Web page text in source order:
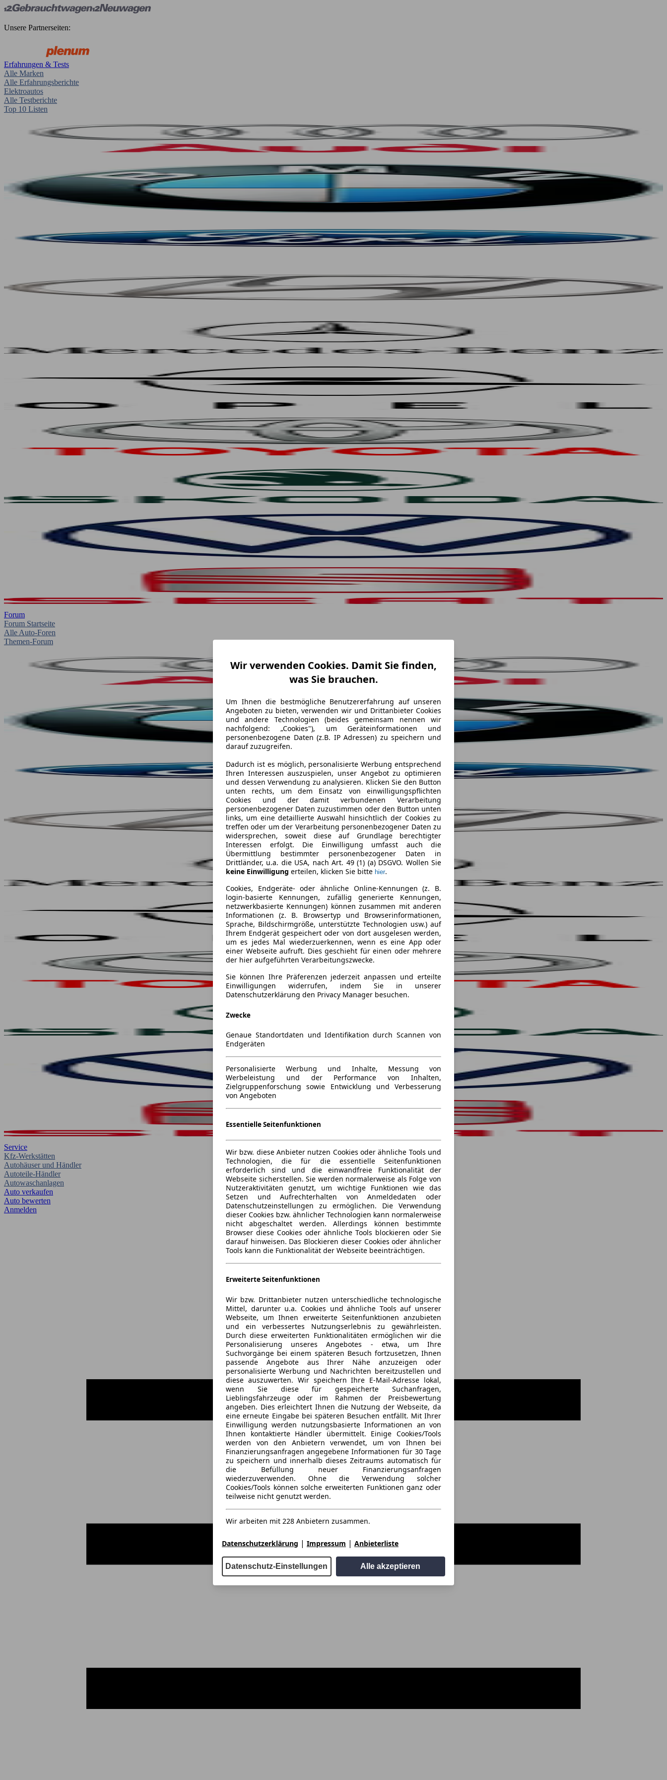
Unsere Partnerseiten:
Erfahrungen & Tests
Alle Marken
Alle Erfahrungsberichte
Elektroautos
Alle Testberichte
Top 10 Listen
Forum
Forum Startseite
Alle Auto-Foren
Themen-Forum
Service
Kfz-Werkstätten
Autohäuser und Händler
Autoteile-Händler
Autowaschanlagen
Auto verkaufen
Auto bewerten
Anmelden
Wir verwenden Cookies. Damit Sie finden,
was Sie brauchen.
Um Ihnen die bestmögliche Benutzererfahrung auf unseren
Angeboten zu bieten, verwenden wir und Drittanbieter Cookies
und andere Technologien (beides gemeinsam nennen wir
nachfolgend: „Cookies"), um Geräteinformationen und
personenbezogene Daten (z.B. IP Adressen) zu speichern und
darauf zuzugreifen.
Dadurch ist es möglich, personalisierte Werbung entsprechend
Ihren Interessen auszuspielen, unser Angebot zu optimieren
und dessen Verwendung zu analysieren. Klicken Sie den Button
unten rechts, um dem Einsatz von einwilligungspflichten
Cookies und der damit verbundenen Verarbeitung
personenbezogener Daten zuzustimmen oder den Button unten
links, um eine detaillierte Auswahl hinsichtlich der Cookies zu
treffen oder um der Verarbeitung personenbezogener Daten zu
widersprechen, soweit diese auf Grundlage berechtigter
Interessen erfolgt. Die Einwilligung umfasst auch die
Übermittlung bestimmter personenbezogener Daten in
Drittländer, u.a. die USA, nach Art. 49 (1) (a) DSGVO. Wollen Sie
keine Einwilligung erteilen, klicken Sie bitte hier.
Cookies, Endgeräte- oder ähnliche Online-Kennungen (z. B.
login-basierte Kennungen, zufällig generierte Kennungen,
netzwerkbasierte Kennungen) können zusammen mit anderen
Informationen (z. B. Browsertyp und Browserinformationen,
Sprache, Bildschirmgröße, unterstützte Technologien usw.) auf
Ihrem Endgerät gespeichert oder von dort ausgelesen werden,
um es jedes Mal wiederzuerkennen, wenn es eine App oder
einer Webseite aufruft. Dies geschieht für einen oder mehrere
der hier aufgeführten Verarbeitungszwecke.
Sie können Ihre Präferenzen jederzeit anpassen und erteilte
Einwilligungen widerrufen, indem Sie in unserer
Datenschutzerklärung den Privacy Manager besuchen.
Zwecke
Genaue Standortdaten und Identifikation durch Scannen von
Endgeräten
Personalisierte Werbung und Inhalte, Messung von
Werbeleistung und der Performance von Inhalten,
Zielgruppenforschung sowie Entwicklung und Verbesserung
von Angeboten
Essentielle Seitenfunktionen
Wir bzw. diese Anbieter nutzen Cookies oder ähnliche Tools und
Technologien, die für die essentielle Seitenfunktionen
erforderlich sind und die einwandfreie Funktionalität der
Webseite sicherstellen. Sie werden normalerweise als Folge von
Nutzeraktivitäten genutzt, um wichtige Funktionen wie das
Setzen und Aufrechterhalten von Anmeldedaten oder
Datenschutzeinstellungen zu ermöglichen. Die Verwendung
dieser Cookies bzw. ähnlicher Technologien kann normalerweise
nicht abgeschaltet werden. Allerdings können bestimmte
Browser diese Cookies oder ähnliche Tools blockieren oder Sie
darauf hinweisen. Das Blockieren dieser Cookies oder ähnlicher
Tools kann die Funktionalität der Webseite beeinträchtigen.
Erweiterte Seitenfunktionen
Wir bzw. Drittanbieter nutzen unterschiedliche technologische
Mittel, darunter u.a. Cookies und ähnliche Tools auf unserer
Webseite, um Ihnen erweiterte Seitenfunktionen anzubieten
und ein verbessertes Nutzungserlebnis zu gewährleisten.
Durch diese erweiterten Funktionalitäten ermöglichen wir die
Personalisierung unseres Angebotes - etwa, um Ihre
Suchvorgänge bei einem späteren Besuch fortzusetzen, Ihnen
passende Angebote aus Ihrer Nähe anzuzeigen oder
personalisierte Werbung und Nachrichten bereitzustellen und
diese auszuwerten. Wir speichern Ihre E-Mail-Adresse lokal,
wenn Sie diese für gespeicherte Suchanfragen,
Lieblingsfahrzeuge oder im Rahmen der Preisbewertung
angeben. Dies erleichtert Ihnen die Nutzung der Webseite, da
eine erneute Eingabe bei späteren Besuchen entfällt. Mit Ihrer
Einwilligung werden nutzungsbasierte Informationen an von
Ihnen kontaktierte Händler übermittelt. Einige Cookies/Tools
werden von den Anbietern verwendet, um von Ihnen bei
Finanzierungsanfragen angegebene Informationen für 30 Tage
zu speichern und innerhalb dieses Zeitraums automatisch für
die Befüllung neuer Finanzierungsanfragen
wiederzuverwenden. Ohne die Verwendung solcher
Cookies/Tools können solche erweiterten Funktionen ganz oder
teilweise nicht genutzt werden.
Wir arbeiten mit 228 Anbietern zusammen.
Datenschutzerklärung | Impressum | Anbieterliste
Datenschutz-Einstellungen Alle akzeptieren